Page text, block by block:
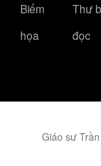
Biếm
họa
Thư
đọc
Giáo sư